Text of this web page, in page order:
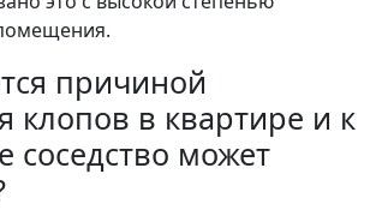
причиной
клопов в квартире и к
соседство может